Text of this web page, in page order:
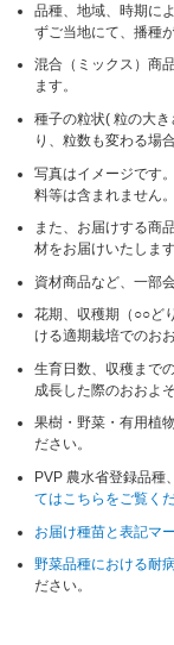
品種、地域、時期に
ずご当地にて、播種
混合（ミックス）商
ます。
種子の粒状( 粒の大
り、粒数も変わる場
写真はイメージです
料等は含まれません。
また、お届けする商
材をお届けいたします
資材商品など、一部
花期、収穫期（○○ど
ける適期栽培でのお
生育日数、収穫まで
成長した際のおおよ
果樹・野菜・有用植
ださい。
PVP 農水省登録品種
てはこちらをご覧くだ
お届け種苗と表記マ
野菜品種における耐
ださい。